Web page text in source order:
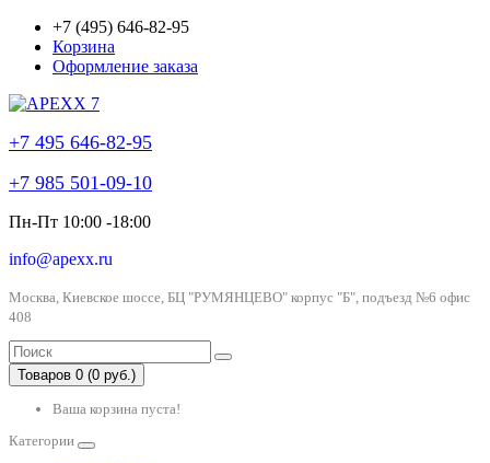
+7 (495) 646-82-95
Корзина
Оформление заказа
+7 495 646-82-95
+7 985 501-09-10
Пн-Пт 10:00 -18:00
info@apexx.ru
Москва, Киевское шоссе, БЦ "РУМЯНЦЕВО" корпус "Б", подъезд №6 офис
408
Товаров 0 (0 руб.)
Ваша корзина пуста!
Категории